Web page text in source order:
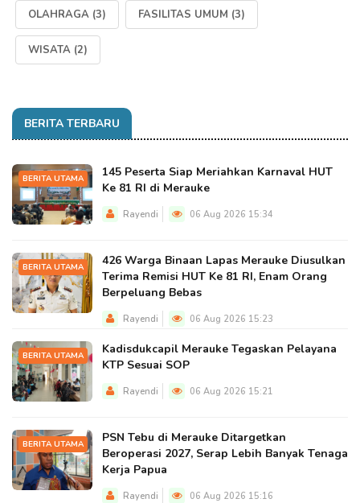
OLAHRAGA (3) FASILITAS UMUM (3)
WISATA (2)
BERITA TERBARU
BERITA UTAMA
145 Peserta Siap Meriahkan Karnaval HUT
Ke 81 RI di Merauke
Rayendi 06 Aug 2026 15:34
BERITA UTAMA
426 Warga Binaan Lapas Merauke Diusulkan
Terima Remisi HUT Ke 81 RI, Enam Orang
Berpeluang Bebas
Rayendi 06 Aug 2026 15:23
BERITA UTAMA
Kadisdukcapil Merauke Tegaskan Pelayana
KTP Sesuai SOP
Rayendi 06 Aug 2026 15:21
BERITA UTAMA
PSN Tebu di Merauke Ditargetkan
Beroperasi 2027, Serap Lebih Banyak Tenaga
Kerja Papua
Rayendi 06 Aug 2026 15:16